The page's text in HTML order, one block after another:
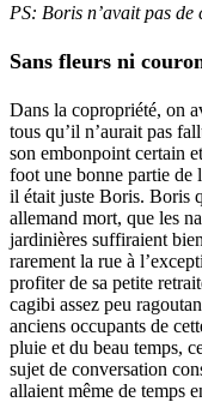
PS: Boris n’avait pas
Sans fleurs ni
Dans la copropriété, on
tous qu’il n’aurait pas
son embonpoint certain
foot une bonne partie de
il était juste Boris. Boris
allemand mort, que les
jardinières suffiraient
rarement la rue à
profiter de sa petite
cagibi assez peu
anciens occupants de
pluie et du beau temps,
sujet de conversation
allaient même de temps